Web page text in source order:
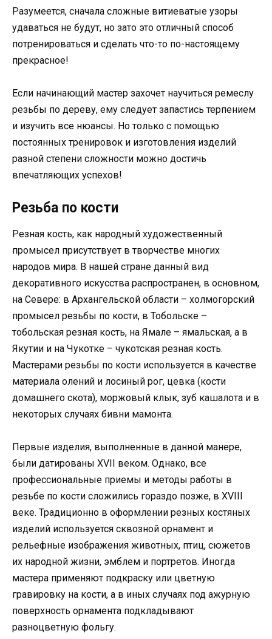
Разумеется, сначала сложные витиеватые узоры
удаваться не будут, но зато это отличный способ
потренироваться и сделать что-то по-настоящему
прекрасное!
Если начинающий мастер захочет научиться ремеслу
резьбы по дереву, ему следует запастись терпением
и изучить все нюансы. Но только с помощью
постоянных тренировок и изготовления изделий
разной степени сложности можно достичь
впечатляющих успехов!
Резьба по кости
Резная кость, как народный художественный
промысел присутствует в творчестве многих
народов мира. В нашей стране данный вид
декоративного искусства распространен, в основном,
на Севере: в Архангельской области – холмогорский
промысел резьбы по кости, в Тобольске –
тобольская резная кость, на Ямале – ямальская, а в
Якутии и на Чукотке – чукотская резная кость.
Мастерами резьбы по кости используется в качестве
материала олений и лосиный рог, цевка (кости
домашнего скота), моржовый клык, зуб кашалота и в
некоторых случаях бивни мамонта.
Первые изделия, выполненные в данной манере,
были датированы XVII веком. Однако, все
профессиональные приемы и методы работы в
резьбе по кости сложились гораздо позже, в XVIII
веке. Традиционно в оформлении резных костяных
изделий используется сквозной орнамент и
рельефные изображения животных, птиц, сюжетов
их народной жизни, эмблем и портретов. Иногда
мастера применяют подкраску или цветную
гравировку на кости, а в иных случаях под ажурную
поверхность орнамента подкладывают
разноцветную фольгу.